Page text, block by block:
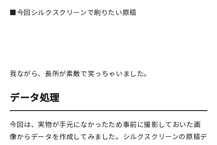
おすすめ特集
読みもの
イベント・ワークショップ
■今回シルクスクリーンで刷りたい原稿
我ながら、長所が素敵で笑っちゃいました。
データ処理
今回は、実物が手元になかったため事前に撮影しておいた画
像からデータを作成してみました。シルクスクリーンの原稿デ